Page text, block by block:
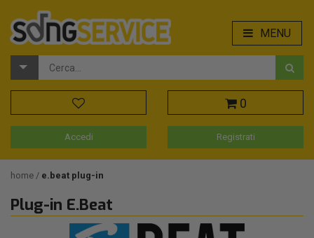
MENU
0
Accedi Registrati
home e.beat plug-in
Plug-in E.Beat